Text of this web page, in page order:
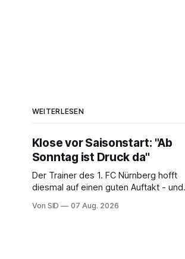
WEITERLESEN
Klose vor Saisonstart: "Ab
Sonntag ist Druck da"
Der Trainer des 1. FC Nürnberg hofft
diesmal auf einen guten Auftakt - und
Von SID 07 Aug. 2026